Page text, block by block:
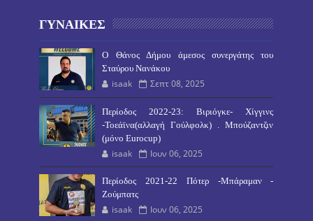
ΓΥΝΑΙΚΕΣ
O Θάνος Δήμου άμεσος συνεργάτης του
Σταύρου Νανάκου
isaak Σεπτ 08, 2025
Περίοδος 2022-23: Βιριόγκε- Χίγγινς
-Τοεάϊνα(αλλαγή Γούλφολκ) . Μπούζαντζιν
(μόνο Eurocup)
isaak Ιουν 06, 2025
Περίοδος 2021-22 Πότερ -Μπάραμαν -
Ζούμπατς
isaak Ιουν 06, 2025